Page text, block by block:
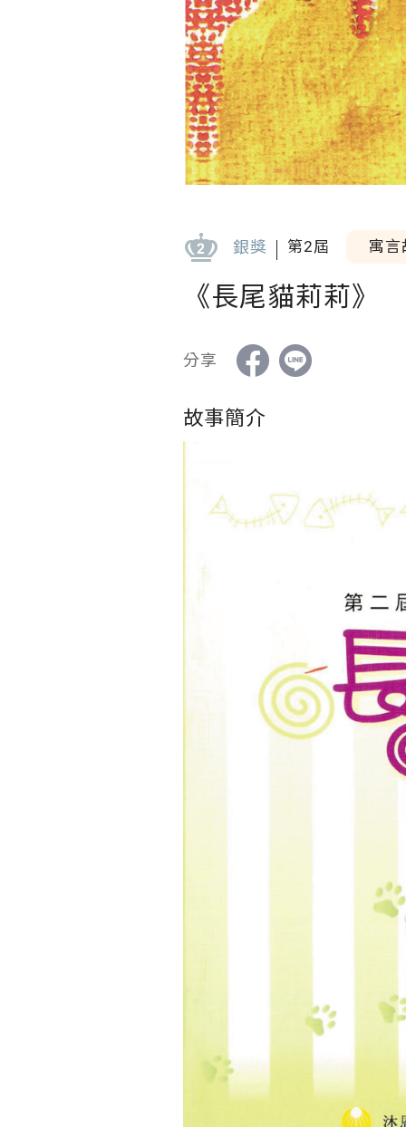
銀獎 第2屆 寓言
《長尾貓莉莉》
分享
故事簡介